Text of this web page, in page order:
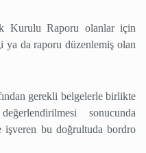
Kurulu Raporu olanlar için
ya da raporu düzenlemiş olan
gerekli belgelerle birlikte
sonucunda
işveren bu doğrultuda bordro